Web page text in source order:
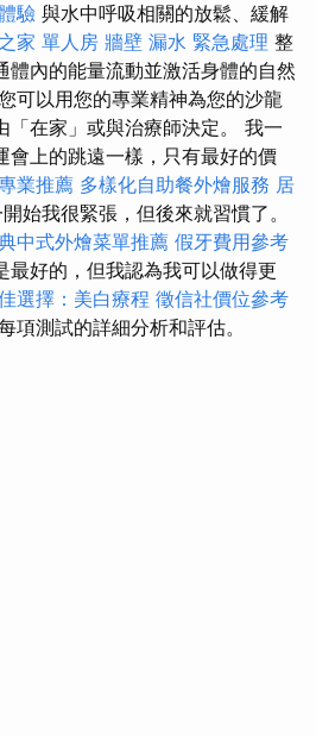
驗 與水中呼吸相關的放鬆、緩解
家 單人房 牆壁 漏水 緊急處理 整
體內的能量流動並激活身體的自然
可以用您的專業精神為您的沙龍
「在家」或與治療師決定。 我一
會上的跳遠一樣，只有最好的價
業推薦 多樣化自助餐外燴服務 居
始我很緊張，但後來就習慣了。
中式外燴菜單推薦 假牙費用參考
最好的，但我認為我可以做得更
選擇：美白療程 徵信社價位參考
項測試的詳細分析和評估。